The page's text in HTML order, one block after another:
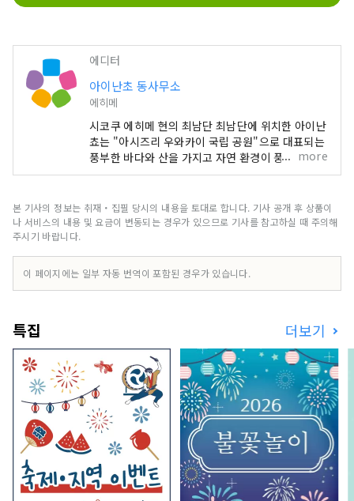
에디터
아이난초 동사무소
에히메
시코쿠 에히메 현의 최남단 최남단에 위치한 아이난
쵸는 "아시즈리 우와카이 국립 공원"으로 대표되는
풍부한 바다와 산을 가지고 자연 환경이 풍부한 지
역입니다 기후는 사계절을 통해 온난하고 산호와 열
more
본 기사의 정보는 취재・집필 당시의 내용을 토대로 합니다. 기사 공개 후 상품이
나 서비스의 내용 및 요금이 변동되는 경우가 있으므로 기사를 참고하실 때 주의해
주시기 바랍니다.
이 페이지에는 일부 자동 번역이 포함된 경우가 있습니다.
특집 더보기